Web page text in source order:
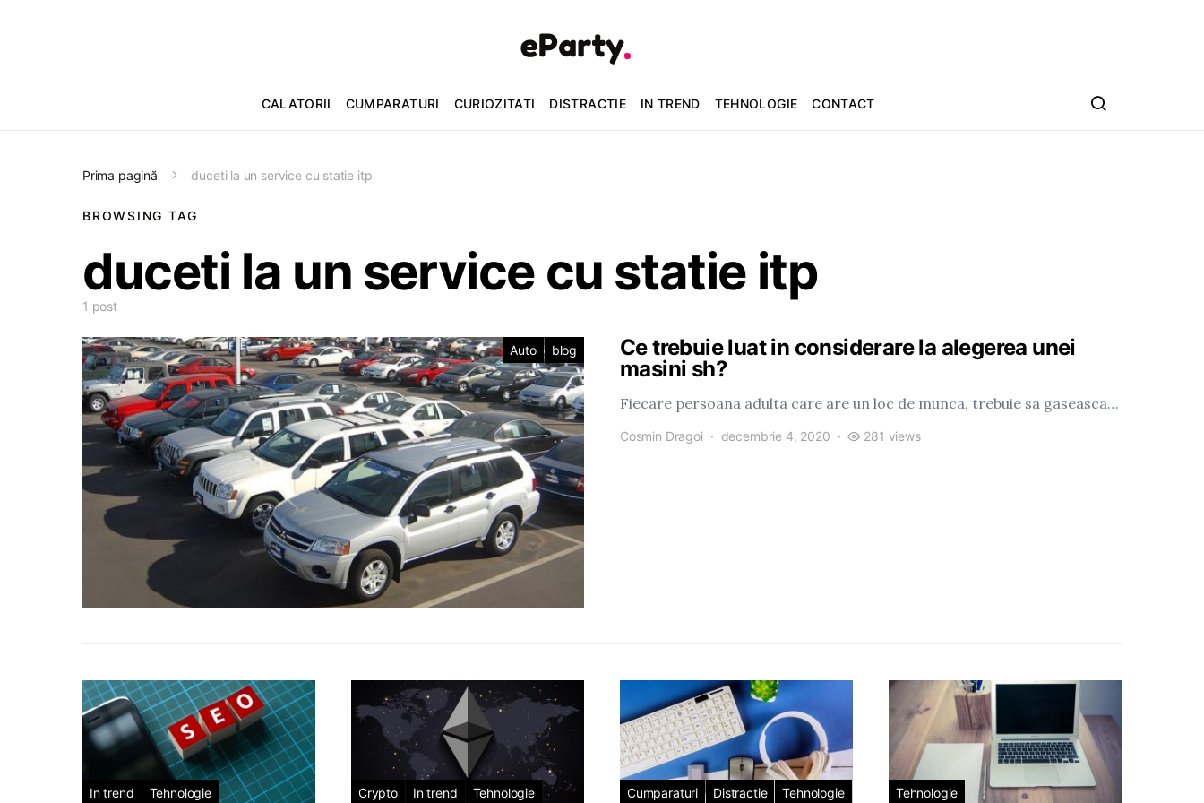
CALATORII CUMPARATURI CURIOZITATI DISTRACTIE IN TREND TEHNOLOGIE CONTACT
Prima pagină duceti la un service cu statie itp
BROWSING TAG
duceti la un service cu statie itp
1 post
Auto blog
Ce trebuie luat in considerare la alegerea unei
masini sh?
Fiecare persoana adulta care are un loc de munca, trebuie sa gaseasca…
Cosmin Dragoi decembrie 4, 2020 281 views
In trend Tehnologie Crypto In trend Tehnologie Cumparaturi Distractie Tehnologie Tehnologie